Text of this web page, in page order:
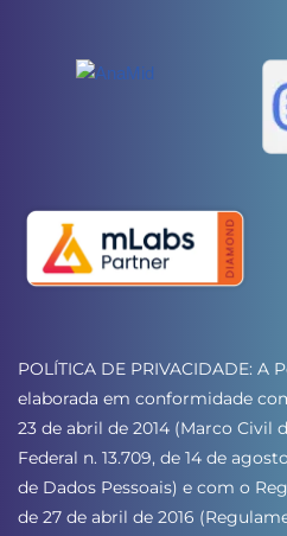
POLÍTICA DE PRIVACIDADE: A
elaborada em conformidade
23 de abril de 2014 (Marco Civil
Federal n. 13.709, de 14 de
de Dados Pessoais) e com o
de 27 de abril de 2016